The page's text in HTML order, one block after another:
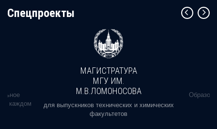
Cпецпроекты
в каждом
МАГИСТРАТУРА
МГУ ИМ.
М.В.ЛОМОНОСОВА
для выпускников технических и химических
факультетов